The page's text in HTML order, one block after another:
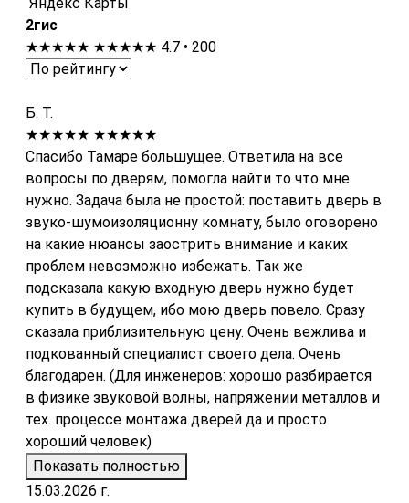
2гис
★★★★★ ★★★★★ 4.7 • 200
Б. Т.
★★★★★ ★★★★★
Спасибо Тамаре большущее. Ответила на все
вопросы по дверям, помогла найти то что мне
нужно. Задача была не простой: поставить дверь в
звуко-шумоизоляционну комнату, было оговорено
на какие нюансы заострить внимание и каких
проблем невозможно избежать. Так же
подсказала какую входную дверь нужно будет
купить в будущем, ибо мою дверь повело. Сразу
сказала приблизительную цену. Очень вежлива и
подкованный специалист своего дела. Очень
благодарен. (Для инженеров: хорошо разбирается
в физике звуковой волны, напряжении металлов и
тех. процессе монтажа дверей да и просто
хороший человек)
Показать полностью
15.03.2026 г.